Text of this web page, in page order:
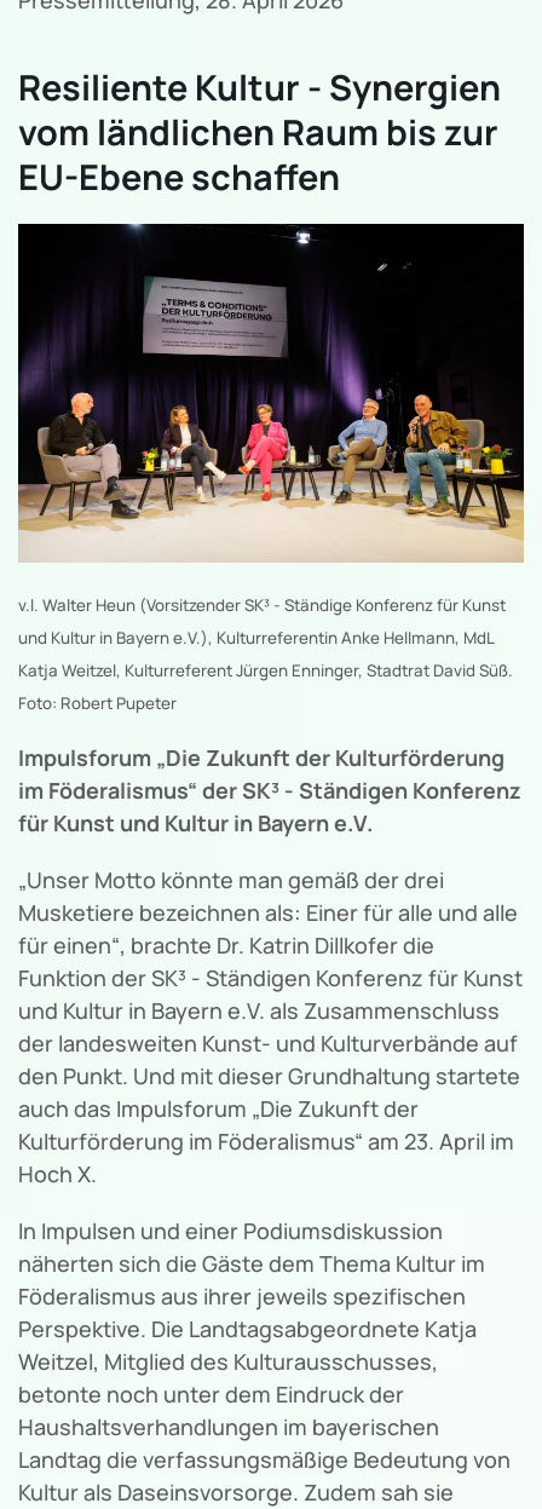
Resiliente Kultur - Synergien
vom ländlichen Raum bis zur
EU-Ebene schaffen
v.l. Walter Heun (Vorsitzender SK³ - Ständige Konferenz für Kunst
und Kultur in Bayern e.V.), Kulturreferentin Anke Hellmann, MdL
Katja Weitzel, Kulturreferent Jürgen Enninger, Stadtrat David Süß.
Foto: Robert Pupeter
Impulsforum „Die Zukunft der Kulturförderung
im Föderalismus“ der SK³ - Ständigen Konferenz
für Kunst und Kultur in Bayern e.V.
„Unser Motto könnte man gemäß der drei
Musketiere bezeichnen als: Einer für alle und alle
für einen“, brachte Dr. Katrin Dillkofer die
Funktion der SK³ - Ständigen Konferenz für Kunst
und Kultur in Bayern e.V. als Zusammenschluss
der landesweiten Kunst- und Kulturverbände auf
den Punkt. Und mit dieser Grundhaltung startete
auch das Impulsforum „Die Zukunft der
Kulturförderung im Föderalismus“ am 23. April im
Hoch X.
In Impulsen und einer Podiumsdiskussion
näherten sich die Gäste dem Thema Kultur im
Föderalismus aus ihrer jeweils spezifischen
Perspektive. Die Landtagsabgeordnete Katja
Weitzel, Mitglied des Kulturausschusses,
betonte noch unter dem Eindruck der
Haushaltsverhandlungen im bayerischen
Landtag die verfassungsmäßige Bedeutung von
Kultur als Daseinsvorsorge. Zudem sah sie